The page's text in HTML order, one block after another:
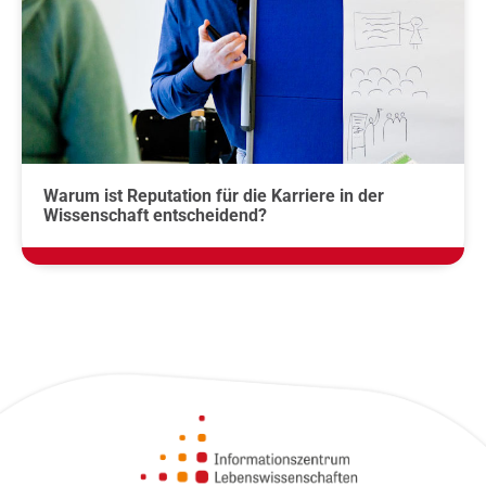
Warum ist Reputation für die Karriere in der
Wissenschaft entscheidend?